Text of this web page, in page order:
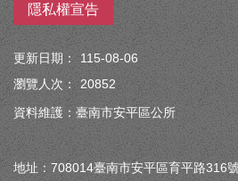
隱私權宣告
更新日期：
115-08-06
瀏覽人次：
20852
資料維護：臺南市安平區公所
地址：708014臺南市安平區育平路316